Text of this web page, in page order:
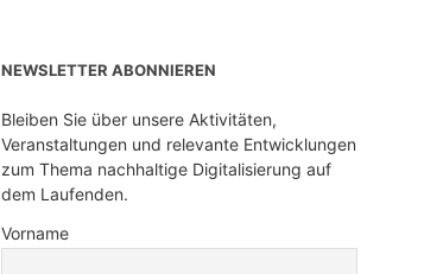
NEWSLETTER ABONNIEREN
Bleiben Sie über unsere Aktivitäten,
Veranstaltungen und relevante Entwicklungen
zum Thema nachhaltige Digitalisierung auf
dem Laufenden.
Vorname